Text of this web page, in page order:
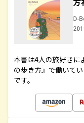
D-
本書は4人の旅好きに
の歩き方』で働いて
です。